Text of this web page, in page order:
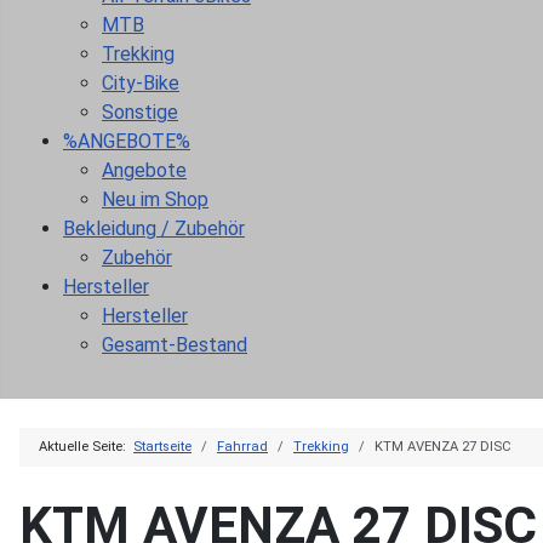
MTB
Trekking
City-Bike
Sonstige
%ANGEBOTE%
Angebote
Neu im Shop
Bekleidung / Zubehör
Zubehör
Hersteller
Hersteller
Gesamt-Bestand
Aktuelle Seite: Startseite Fahrrad Trekking KTM AVENZA 27 DISC
KTM AVENZA 27 DISC